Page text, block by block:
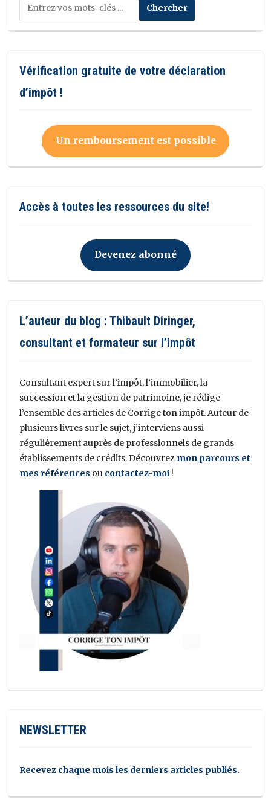
Vérification gratuite de votre déclaration
d’impôt !
Un remboursement est possible
Accès à toutes les ressources du site!
Devenez abonné
L’auteur du blog : Thibault Diringer,
consultant et formateur sur l’impôt
Consultant expert sur l’impôt, l’immobilier, la
succession et la gestion de patrimoine, je rédige
l’ensemble des articles de Corrige ton impôt. Auteur de
plusieurs livres sur le sujet, j’interviens aussi
régulièrement auprès de professionnels de grands
établissements de crédits. Découvrez mon parcours et
mes références ou contactez-moi !
NEWSLETTER
Recevez chaque mois les derniers articles publiés.